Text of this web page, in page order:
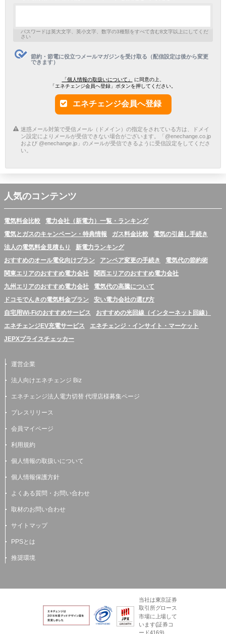
パスワードは英大文字、英小文字、数字の3種類をすべて含む8文字以上にしてくだ
さい
節約・節電に役立つメールマガジンを受け取る（配信設定は後から変更
できます）
「個人情報の取扱いについて」
に同意の上、
「エネチェンジ会員へ登録」ボタンを押してください。
エネチェンジ会員へ登録
迷惑メール対策で受信メール（ドメイン）の指定をされている方は、ドメイ
ン設定によりメールが受信できない場合がございます。「@enechange.co.jp
および @enechange.jp」のメールが受信できるように受信設定をしてくださ
い。
人気のコンテンツ
電気料金比較
電力会社（新電力）一覧・ランキング
電気とガスのキャンペーン・特典情報
ガス料金比較
電気の引越し手続き
法人の電気料金見積もり
新電力ランキング
おすすめのオール電化向けプラン
アンペア変更の手続き
電気代の節約術
関東エリアのおすすめ電力会社
関西エリアのおすすめ電力会社
九州エリアのおすすめ電力会社
電気代の高騰について
ドコモでんきの電気料金プラン
安い電力会社の選び方
自宅用Wi-Fiのおすすめサービス
おすすめの光回線（インターネット回線）
エネチェンジEV充電サービス
エネチェンジ・インサイト・マーケット
JEPXプライスチェッカー
運営企業
法人向けエネチェンジ Biz
エネチェンジ法人電力切替 代理店様募集ページ
プレスリリース
会員マイページ
利用規約
個人情報の取扱いについて
個人情報保護方針
よくある質問・お問い合わせ
取材のお問い合わせ
サイトマップ
PPSとは
推奨環境
当社は東京証券
取引所グロース
市場に上場して
います(証券コ
ード4169)